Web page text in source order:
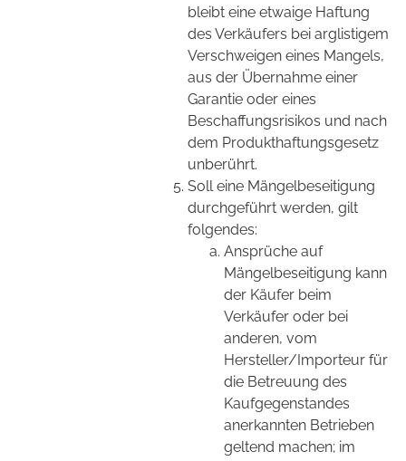
bleibt eine etwaige Haftung
des Verkäufers bei arglistigem
Verschweigen eines Mangels,
aus der Übernahme einer
Garantie oder eines
Beschaffungsrisikos und nach
dem Produkthaftungsgesetz
unberührt.
Soll eine Mängelbeseitigung
durchgeführt werden, gilt
folgendes:
Ansprüche auf
Mängelbeseitigung kann
der Käufer beim
Verkäufer oder bei
anderen, vom
Hersteller/Importeur für
die Betreuung des
Kaufgegenstandes
anerkannten Betrieben
geltend machen; im